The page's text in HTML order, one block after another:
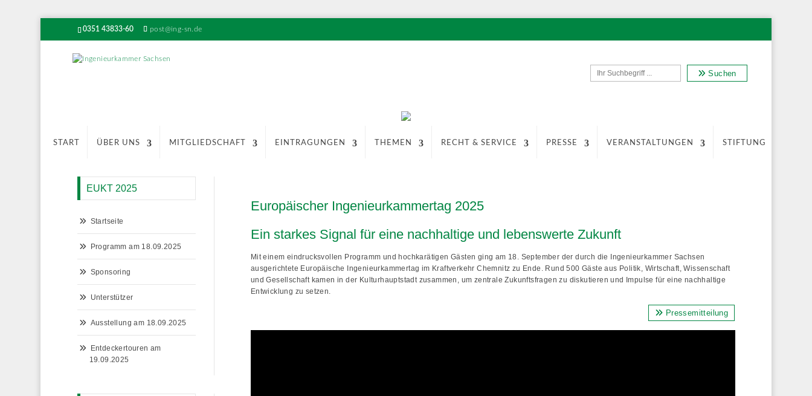
0351 43833-60 post@ing-sn.de
Suchen
START ÜBER UNS MITGLIEDSCHAFT EINTRAGUNGEN THEMEN RECHT & SERVICE PRESSE VERANSTALTUNGEN STIFTUNG
EUKT 2025
Startseite
Programm am 18.09.2025
Sponsoring
Unterstützer
Ausstellung am 18.09.2025
Entdeckertouren am
19.09.2025
Europäischer Ingenieurkammertag 2025
Ein starkes Signal für eine nachhaltige und lebenswerte Zukunft
Mit einem eindrucksvollen Programm und hochkarätigen Gästen ging am 18. September der durch die Ingenieurkammer Sachsen
ausgerichtete Europäische Ingenieurkammertag im Kraftverkehr Chemnitz zu Ende. Rund 500 Gäste aus Politik, Wirtschaft, Wissenschaft
und Gesellschaft kamen in der Kulturhauptstadt zusammen, um zentrale Zukunftsfragen zu diskutieren und Impulse für eine nachhaltige
Entwicklung zu setzen.
Pressemitteilung